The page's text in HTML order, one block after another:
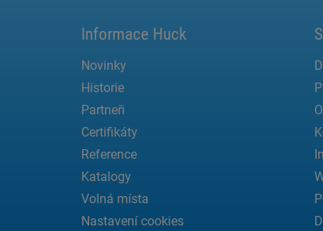
Informace Huck
Novinky
Historie
Partneři
Certifikáty
Reference
Katalogy
Volná místa
Nastavení cookies